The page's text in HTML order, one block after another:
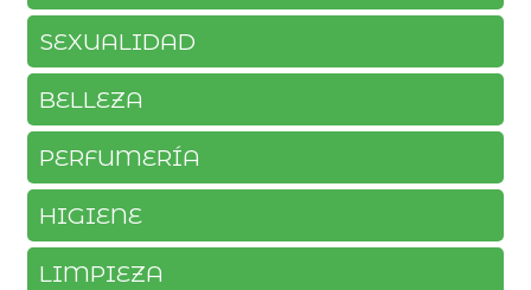
SEXUALIDAD
BELLEZA
PERFUMERÍA
HIGIENE
LIMPIEZA